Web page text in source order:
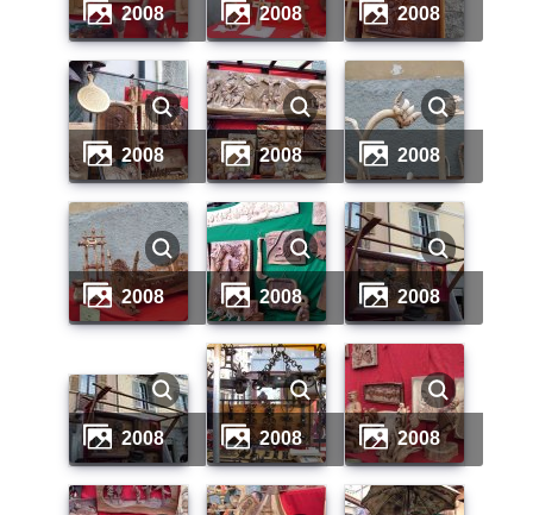
2008 2008 2008
2008 2008 2008
2008 2008 2008
2008 2008 2008